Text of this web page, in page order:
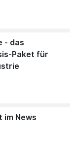
- das
Paket für
im News